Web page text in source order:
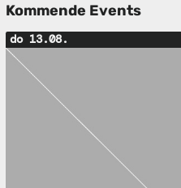
Kommende Events
do 13.08.